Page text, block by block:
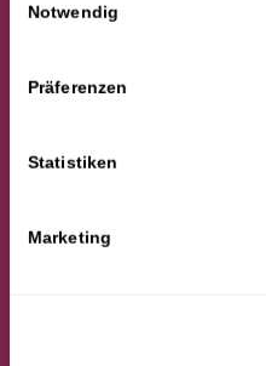
Notwendig
Präferenzen
Statistiken
Marketing